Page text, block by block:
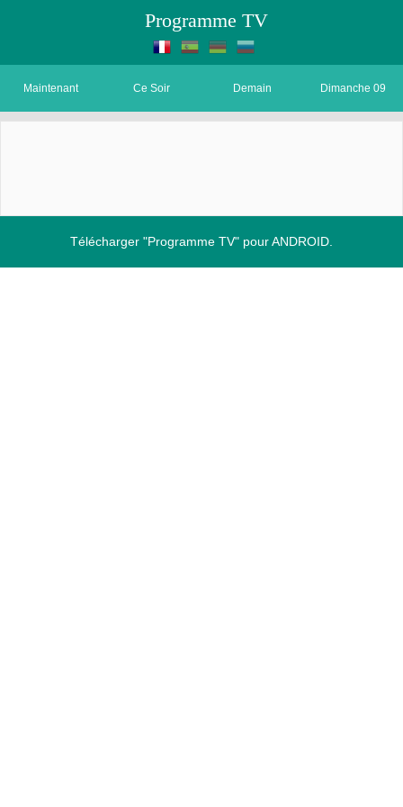
Programme TV
Maintenant Ce Soir Demain Dimanche 09
Télécharger "Programme TV" pour ANDROID.